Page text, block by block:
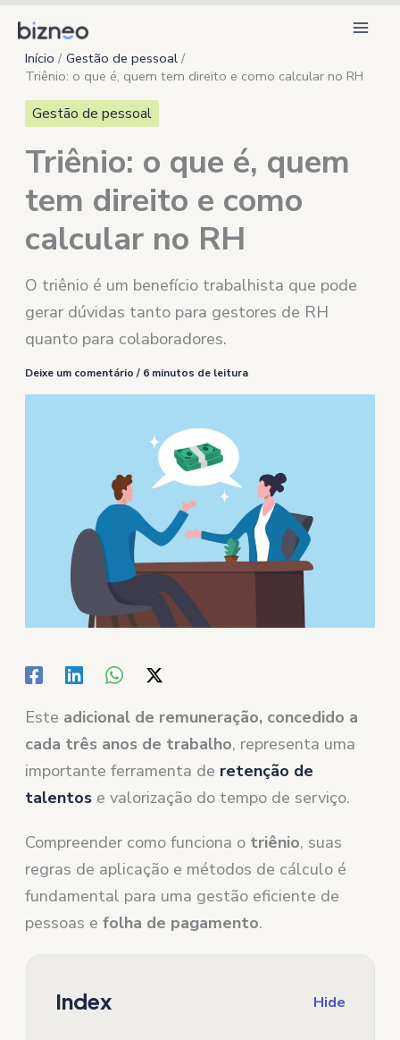
para
Início
Gestão de pessoal
Triênio: o que é, quem tem direito e como calcular no RH
Gestão de pessoal
Triênio: o que é, quem
tem direito e como
calcular no RH
O triênio é um benefício trabalhista que pode
gerar dúvidas tanto para gestores de RH
quanto para colaboradores.
Deixe um comentário / 6 minutos de leitura
Este adicional de remuneração, concedido a
cada três anos de trabalho, representa uma
importante ferramenta de retenção de
talentos e valorização do tempo de serviço.
Compreender como funciona o triênio, suas
regras de aplicação e métodos de cálculo é
fundamental para uma gestão eficiente de
pessoas efolha de pagamento.
Index Hide